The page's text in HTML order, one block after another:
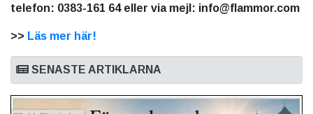
telefon: 0383-161 64 eller via mejl: info@flammor.com
>> Läs mer här!
SENASTE ARTIKLARNA